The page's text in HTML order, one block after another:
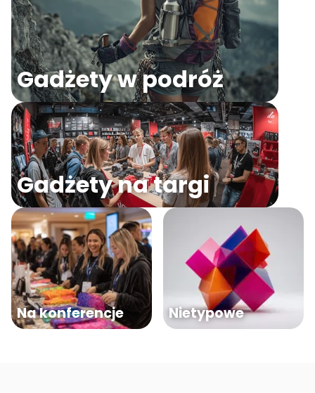
Gadżety w podróż
Gadżety na targi
Na konferencje Nietypowe